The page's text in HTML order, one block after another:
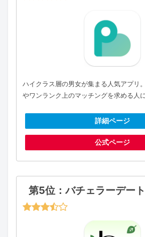
ハイクラス層の男女が集まる人気アプリ
やワンランク上のマッチングを求める人
詳細ページ
公式ページ
第5位：バチェラーデート